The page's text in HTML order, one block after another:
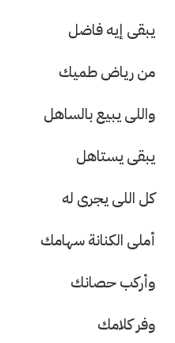
يبقى إيه فاضل
من رياض طميك
واللى يبيع بالساهل
يبقى يستاهل
كل اللى يجرى له
أملى الكنانة سهامك
وأركب حصانك
وفر كلامك